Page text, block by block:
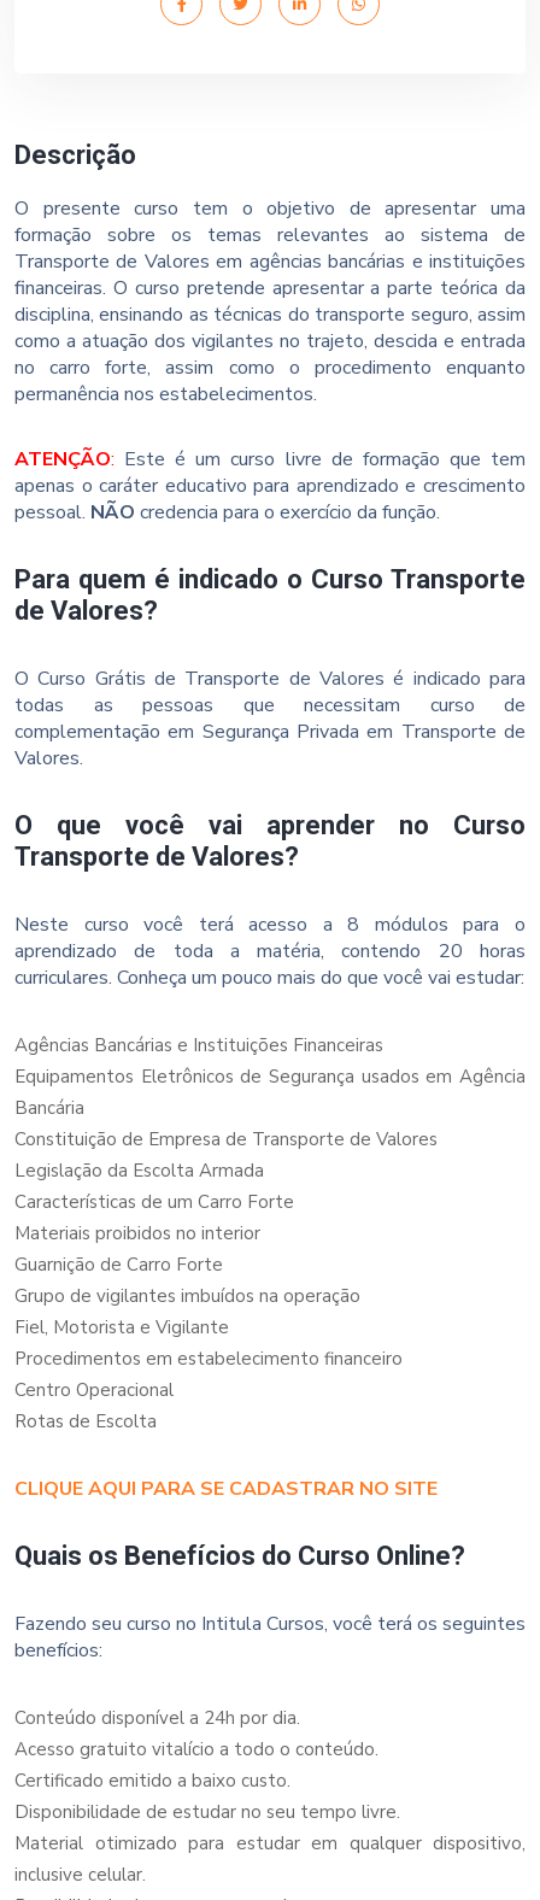
Descrição
O presente curso tem o objetivo de apresentar uma
formação sobre os temas relevantes ao sistema de
Transporte de Valores em agências bancárias e instituições
financeiras. O curso pretende apresentar a parte teórica da
disciplina, ensinando as técnicas do transporte seguro, assim
como a atuação dos vigilantes no trajeto, descida e entrada
no carro forte, assim como o procedimento enquanto
permanência nos estabelecimentos.
ATENÇÃO: Este é um curso livre de formação que tem
apenas o caráter educativo para aprendizado e crescimento
pessoal. NÃO credencia para o exercício da função.
Para quem é indicado o Curso Transporte
de Valores?
O Curso Grátis de Transporte de Valores é indicado para
todas as pessoas que necessitam curso de
complementação em Segurança Privada em Transporte de
Valores.
O que você vai aprender no Curso
Transporte de Valores?
Neste curso você terá acesso a 8 módulos para o
aprendizado de toda a matéria, contendo 20 horas
curriculares. Conheça um pouco mais do que você vai estudar:
Agências Bancárias e Instituições Financeiras
Equipamentos Eletrônicos de Segurança usados em Agência
Bancária
Constituição de Empresa de Transporte de Valores
Legislação da Escolta Armada
Características de um Carro Forte
Materiais proibidos no interior
Guarnição de Carro Forte
Grupo de vigilantes imbuídos na operação
Fiel, Motorista e Vigilante
Procedimentos em estabelecimento financeiro
Centro Operacional
Rotas de Escolta
CLIQUE AQUI PARA SE CADASTRAR NO SITE
Quais os Benefícios do Curso Online?
Fazendo seu curso no Intitula Cursos, você terá os seguintes
benefícios:
Conteúdo disponível a 24h por dia.
Acesso gratuito vitalício a todo o conteúdo.
Certificado emitido a baixo custo.
Disponibilidade de estudar no seu tempo livre.
Material otimizado para estudar em qualquer dispositivo,
inclusive celular.